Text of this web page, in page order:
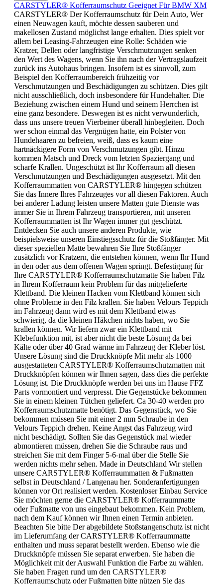
CARSTYLER® Kofferraumschutz Geeignet Für BMW XM
CARSTYLER® Der Kofferraumschutz für Dein Auto, Wer
einen Neuwagen kauft, möchte dessen sauberen und
makellosen Zustand möglichst lange erhalten. Dies spielt vor
allem bei Leasing-Fahrzeugen eine Rolle: Schäden wie
Kratzer, Dellen oder langfristige Verschmutzungen senken
den Wert des Wagens, wenn Sie ihn nach der Vertragslaufzeit
zurück ins Autohaus bringen. Insofern ist es sinnvoll, zum
Beispiel den Kofferraumbereich frühzeitig vor
Verschmutzungen und Beschädigungen zu schützen. Dies gilt
nicht ausschließlich, doch insbesondere für Hundehalter. Die
Beziehung zwischen einem Hund und seinem Herrchen ist
eine ganz besondere. Deswegen ist es nicht verwunderlich,
dass uns unsere treuen Vierbeiner überall hinbegleiten. Doch
wer schon einmal das Vergnügen hatte, ein Polster von
Hundehaaren zu befreien, weiß, dass es kaum eine
hartnäckigere Form von Verschmutzungen gibt. Hinzu
kommen Matsch und Dreck vom letzten Spaziergang und
scharfe Krallen. Ungeschützt ist Ihr Kofferraum all diesen
Verschmutzungen und Beschädigungen ausgesetzt. Mit den
Kofferraummatten von CARSTYLER® hingegen schützen
Sie das Innere Ihres Fahrzeuges vor all diesen Faktoren. Auch
bei anderer Ladung leisten unsere Matten gute Dienste was
immer Sie in Ihrem Fahrzeug transportieren, mit unseren
Kofferraummatten ist Ihr Wagen immer gut geschützt.
Entdecken Sie auch unsere anderen Produkte, wie
beispielsweise unseren Einstiegsschutz für die Stoßfänger. Mit
dieser speziellen Matte bewahren Sie Ihre Stoßfänger
zusätzlich vor Kratzern, die entstehen können, wenn Ihr Hund
in den oder aus dem offenen Wagen springt. Befestigung für
Ihre CARSTYLER® Kofferraumschutzmatte Sie haben Filz
in Ihrem Kofferraum kein Problem für das mitgelieferte
Klettband. Die kleinen Hacken vom Klettband können sich
ohne Probleme in den Filz krallen. Sie haben Velours Teppich
im Fahrzeug dann wird es mit dem Klettband etwas
schwierig, da die kleinen Häkchen nichts haben, wo Sie
krallen können. Wir liefern zwar ein Klettband mit
Klebefunktion mit, ist aber nicht die beste Lösung da bei
Kälte oder über 40 Grad wärme im Fahrzeug der Kleber löst.
Unsere Lösung sind die Druckknöpfe Mit mehr als 1000
ausgestatteten CARSTYLER® Kofferraumschutzmatten mit
Druckknöpfen können wir Ihnen sagen, dass dies die perfekte
Lösung ist. Die Druckknöpfe werden bei uns im Hause FFZ
Parts vormontiert und verpresst. Die Gegenstücke bekommen
Sie in einem kleinen Tütchen geliefert. Ca 30-40 werden pro
Kofferraumschutzmatte benötigt. Das Gegenstück, wo Sie
bekommen müssen Sie mit einer 2 mm Schraube in den
Velours Teppich drehen. Keine Angst das Fahrzeug wird
nicht beschädigt. Sollten Sie das Gegenstück mal wieder
abmontieren müssen, drehen Sie die Schraube raus und
streichen Sie mit dem Finger 5-6-mal über die Stelle Sie
werden nichts mehr sehen. Made in Deutschland Wir stellen
unsere CARSTYLER® Kofferraummatten & Fußmatten
selbst in Deutschland / Langenau her. Sonderanfertigungen
können vor Ort realisiert werden. Kostenloser Einbau Service
Sie möchten gerne die CARSTYLER® Kofferraummatte
oder Fußmatte von uns eingebaut bekommen. Kein Problem,
nach dem Kauf können wir Ihnen einen Termin anbieten.
Beachten Sie bitte Der abgebildete Stoßstangenschutz ist nicht
im Lieferumfang der CARSTYLER® Kofferraummatte
enthalten und muss separat bestellt werden. Ebenso wie die
Druckknöpfe müssen Sie separat erwerben. Sie haben die
Möglichkeit mit der Auswahl Funktion die Farbe zu wählen.
Sie haben Fragen rund um den CARSTYLER®
Kofferraumschutz oder Fußmatten bitte nützen Sie das